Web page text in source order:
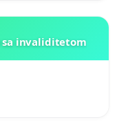
sa invaliditetom